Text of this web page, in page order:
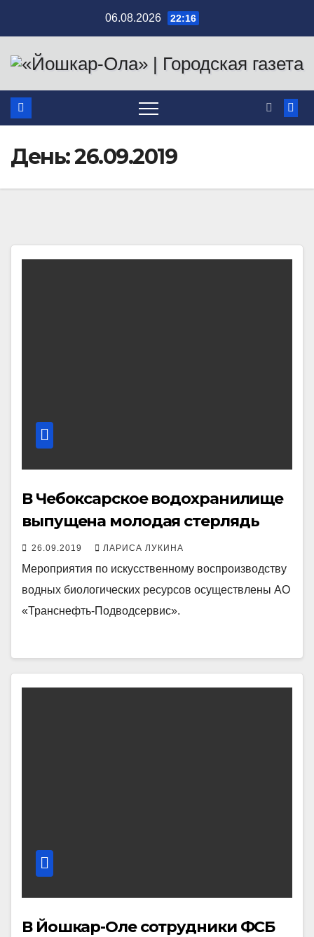
содержимому
06.08.2026 22:16
День:26.09.2019
В Чебоксарское водохранилище
выпущена молодая стерлядь
26.09.2019 ЛАРИСА ЛУКИНА
Мероприятия по искусственному воспроизводству
водных биологических ресурсов осуществлены АО
«Транснефть-Подводсервис».
В Йошкар-Оле сотрудники ФСБ